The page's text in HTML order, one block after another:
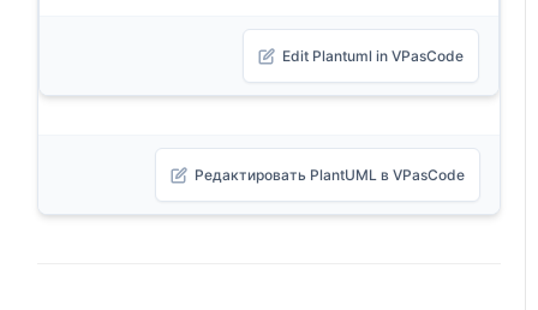
Edit Plantuml in VPasCode
Редактировать PlantUML в VPasCode